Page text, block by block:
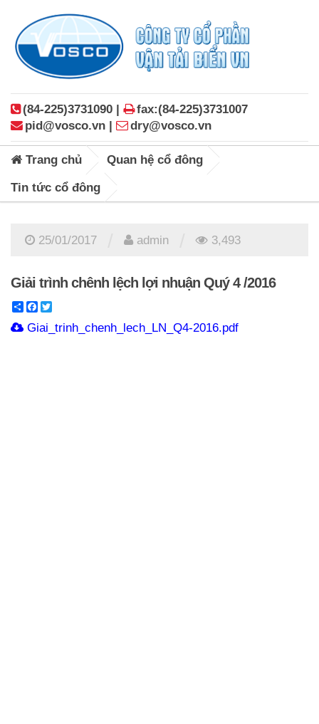
(84-225)3731090 |
fax:(84-225)3731007
pid@vosco.vn |
dry@vosco.vn
Trang chủ Quan hệ cổ đông
Tin tức cổ đông
25/01/2017 admin 3,493
Giải trình chênh lệch lợi nhuận Quý 4 /2016
ShareFacebook
Giai_trinh_chenh_lech_LN_Q4-2016.pdf